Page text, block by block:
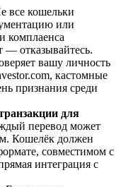
все кошельки
или
комплаенса
— отказывайтесь.
вашу личность
кастомные
признания среди
для
перевод может
Кошелёк должен
совместимом с
интеграция с